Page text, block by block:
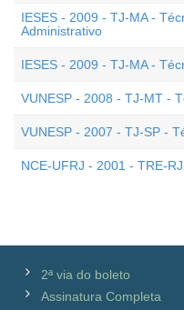
IESES - 2009 - TJ-MA -
Administrativo
IESES - 2009 - TJ-MA -
VUNESP - 2008 - TJ-MT -
VUNESP - 2007 - TJ-SP -
NCE-UFRJ - 2001 - TRE-
2ª via do boleto
Assinatura Completa